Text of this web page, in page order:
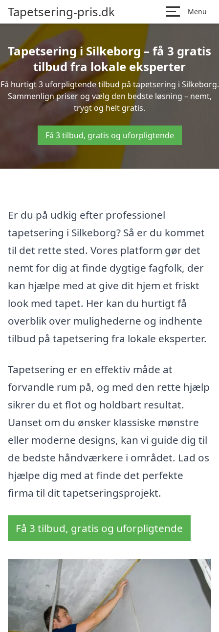
Tapetsering-pris.dk Menu
Tapetsering i Silkeborg – få 3 gratis
tilbud fra lokale eksperter
Få hurtigt 3 uforpligtende tilbud på tapetsering i Silkeborg.
Sammenlign priser og vælg den bedste løsning – nemt,
trygt og helt gratis.
Få 3 tilbud, gratis og uforpligtende
Er du på udkig efter professionel
tapetsering i Silkeborg? Så er du kommet
til det rette sted. Vores platform gør det
nemt for dig at finde dygtige fagfolk, der
kan hjælpe med at give dit hjem et friskt
look med tapet. Her kan du hurtigt få
overblik over mulighederne og indhente
tilbud på tapetsering fra lokale eksperter.
Tapetsering er en effektiv måde at
forvandle rum på, og med den rette hjælp
sikrer du et flot og holdbart resultat.
Uanset om du ønsker klassiske mønstre
eller moderne designs, kan vi guide dig til
de bedste håndværkere i området. Lad os
hjælpe dig med at finde det perfekte
firma til dit tapetseringsprojekt.
Få 3 tilbud, gratis og uforpligtende